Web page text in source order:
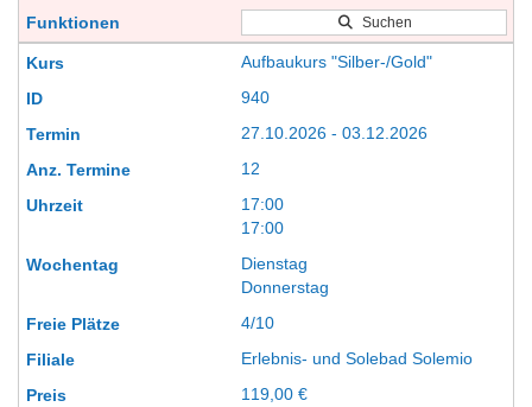
Suchen
Aufbaukurs "Silber-/Gold"
940
27.10.2026 - 03.12.2026
12
17:00
17:00
Dienstag
Donnerstag
4/10
Erlebnis- und Solebad Solemio
119,00 €